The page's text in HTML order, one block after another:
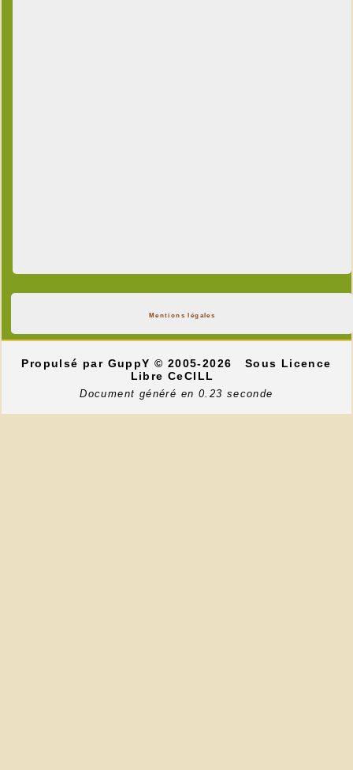
Mentions légales
Propulsé par GuppY© 2005-2026
Sous Licence
Libre CeCILL
Document généré en 0.23 seconde